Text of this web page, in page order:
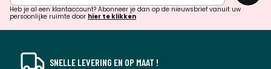
verrassingen?
Heb je al een klantaccount? Abonneer je dan op de nieuwsbrief vanuit uw
persoonlijke ruimte door hier te klikken
SNELLE LEVERING EN OP MAAT !